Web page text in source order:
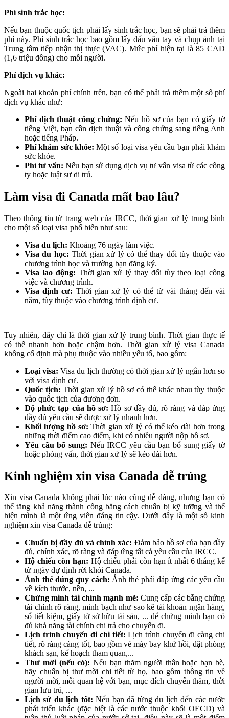
Phí sinh trắc học:
Nếu bạn thuộc quốc tịch phải lấy sinh trắc học, bạn sẽ phải trả thêm
phí này. Phí sinh trắc học bao gồm lấy dấu vân tay và chụp ảnh tại
Trung tâm tiếp nhận thị thực (VAC). Mức phí hiện tại là 85 CAD
(1,6 triệu đồng) cho mỗi người.
Phí dịch vụ khác:
Ngoài hai khoản phí chính trên, bạn có thể phải trả thêm một số phí
dịch vụ khác như:
Phí dịch thuật công chứng: Nếu hồ sơ của bạn có giấy tờ
tiếng Việt, bạn cần dịch thuật và công chứng sang tiếng Anh
hoặc tiếng Pháp.
Phí khám sức khỏe: Một số loại visa yêu cầu bạn phải khám
sức khỏe.
Phí tư vấn: Nếu bạn sử dụng dịch vụ tư vấn visa từ các công
ty hoặc luật sư di trú.
Làm visa đi Canada mất bao lâu?
Theo thông tin từ trang web của IRCC, thời gian xử lý trung bình
cho một số loại visa phổ biến như sau:
Visa du lịch: Khoảng 76 ngày làm việc.
Visa du học: Thời gian xử lý có thể thay đổi tùy thuộc vào
chương trình học và trường bạn đăng ký.
Visa lao động: Thời gian xử lý thay đổi tùy theo loại công
việc và chương trình.
Visa định cư: Thời gian xử lý có thể từ vài tháng đến vài
năm, tùy thuộc vào chương trình định cư.
Tuy nhiên, đây chỉ là thời gian xử lý trung bình. Thời gian thực tế
có thể nhanh hơn hoặc chậm hơn. Thời gian xử lý visa Canada
không cố định mà phụ thuộc vào nhiều yếu tố, bao gồm:
Loại visa: Visa du lịch thường có thời gian xử lý ngắn hơn so
với visa định cư.
Quốc tịch: Thời gian xử lý hồ sơ có thể khác nhau tùy thuộc
vào quốc tịch của đương đơn.
Độ phức tạp của hồ sơ: Hồ sơ đầy đủ, rõ ràng và đáp ứng
đầy đủ yêu cầu sẽ được xử lý nhanh hơn.
Khối lượng hồ sơ: Thời gian xử lý có thể kéo dài hơn trong
những thời điểm cao điểm, khi có nhiều người nộp hồ sơ.
Yêu cầu bổ sung: Nếu IRCC yêu cầu bạn bổ sung giấy tờ
hoặc phỏng vấn, thời gian xử lý sẽ kéo dài hơn.
Kinh nghiệm xin visa Canada dễ trúng
Xin visa Canada không phải lúc nào cũng dễ dàng, nhưng bạn có
thể tăng khả năng thành công bằng cách chuẩn bị kỹ lưỡng và thể
hiện mình là một ứng viên đáng tin cậy. Dưới đây là một số kinh
nghiệm xin visa Canada dễ trúng:
Chuẩn bị đầy đủ và chính xác: Đảm bảo hồ sơ của bạn đầy
đủ, chính xác, rõ ràng và đáp ứng tất cả yêu cầu của IRCC.
Hộ chiếu còn hạn: Hộ chiếu phải còn hạn ít nhất 6 tháng kể
từ ngày dự định rời khỏi Canada.
Ảnh thẻ đúng quy cách: Ảnh thẻ phải đáp ứng các yêu cầu
về kích thước, nền, ...
Chứng minh tài chính mạnh mẽ: Cung cấp các bằng chứng
tài chính rõ ràng, minh bạch như sao kê tài khoản ngân hàng,
sổ tiết kiệm, giấy tờ sở hữu tài sản, ... để chứng minh bạn có
đủ khả năng tài chính chi trả cho chuyến đi.
Lịch trình chuyến đi chi tiết: Lịch trình chuyến đi càng chi
tiết, rõ ràng càng tốt, bao gồm vé máy bay khứ hồi, đặt phòng
khách sạn, kế hoạch tham quan,...
Thư mời (nếu có): Nếu bạn thăm người thân hoặc bạn bè,
hãy chuẩn bị thư mời chi tiết từ họ, bao gồm thông tin về
người mời, mối quan hệ với bạn, mục đích chuyến thăm, thời
gian lưu trú, ...
Lịch sử du lịch tốt: Nếu bạn đã từng du lịch đến các nước
phát triển khác (đặc biệt là các nước thuộc khối OECD) và